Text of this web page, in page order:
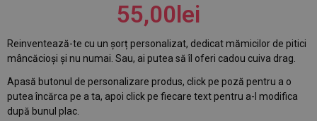
55,00lei
Reinventează-te cu un șorț personalizat, dedicat mămicilor de pitici
mâncăcioși și nu numai. Sau, ai putea să îl oferi cadou cuiva drag.
Apasă butonul de personalizare produs, click pe poză pentru a o
putea încărca pe a ta, apoi click pe fiecare text pentru a-l modifica
după bunul plac.